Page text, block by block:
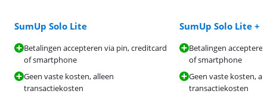
SumUp Solo Lite
Betalingen accepteren via pin, creditcard
of smartphone
Geen vaste kosten, alleen
transactiekosten
SumUp Solo Lite +
Betalingen
of smartphone
Geen vaste kosten,
transactiekosten